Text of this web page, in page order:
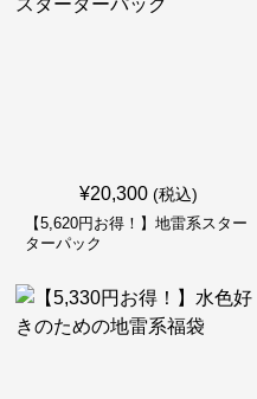
¥20,300 (税込)
【5,620円お得！】地雷系スター
ターパック